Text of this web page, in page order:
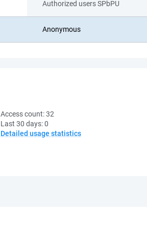
Authorized users SPbPU
Anonymous
Access count:32
Last 30 days:0
Detailed usage statistics